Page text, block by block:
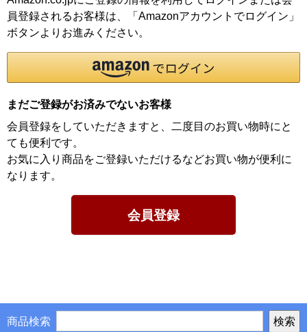
員登録されるお客様は、「Amazonアカウントでログイン」
ボタンよりお進みください。
まだご登録がお済みでないお客様
会員登録をしていただきますと、二度目のお買い物時にと
ても便利です。
お気に入り商品をご登録いただけるなどお買い物が便利に
なります。
会員登録
商品検索